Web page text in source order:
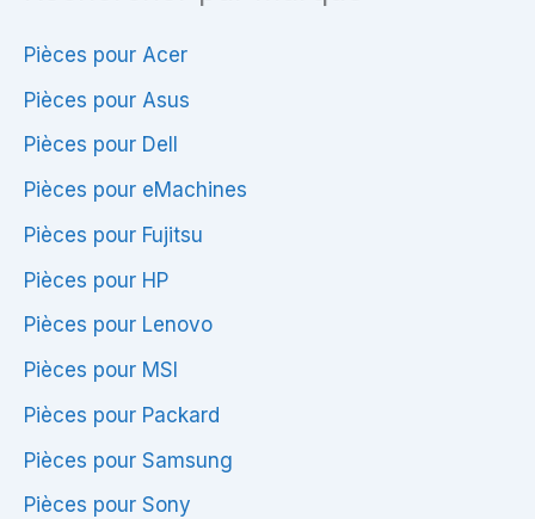
Pièces pour Acer
Pièces pour Asus
Pièces pour Dell
Pièces pour eMachines
Pièces pour Fujitsu
Pièces pour HP
Pièces pour Lenovo
Pièces pour MSI
Pièces pour Packard
Pièces pour Samsung
Pièces pour Sony